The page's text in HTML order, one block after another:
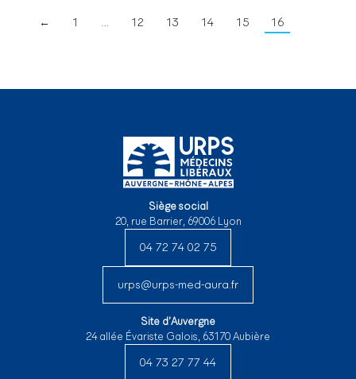
← 1 … 12 13 14 15 16
Siège social
20, rue Barrier, 69006 Lyon
04 72 74 02 75
urps@urps-med-aura.fr
Site d’Auvergne
24 allée Évariste Galois, 63170 Aubière
04 73 27 77 44